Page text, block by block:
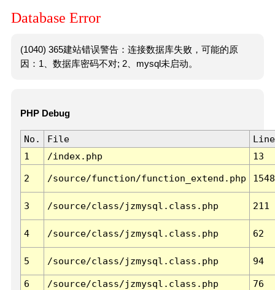
Database Error
(1040) 365建站错误警告：连接数据库失败，可能的原
因：1、数据库密码不对; 2、mysql未启动。
PHP Debug
No. File
Line
1
/index.php 13
2 /source/function/function_extend.php 1548
3 /source/class/jzmysql.class.php 211
4 /source/class/jzmysql.class.php 62
5 /source/class/jzmysql.class.php 94
6 /source/class/jzmysql.class.php 76